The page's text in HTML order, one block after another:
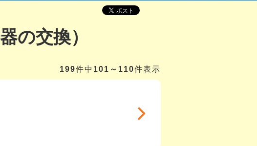
の交換）
199件中 101～110件表示